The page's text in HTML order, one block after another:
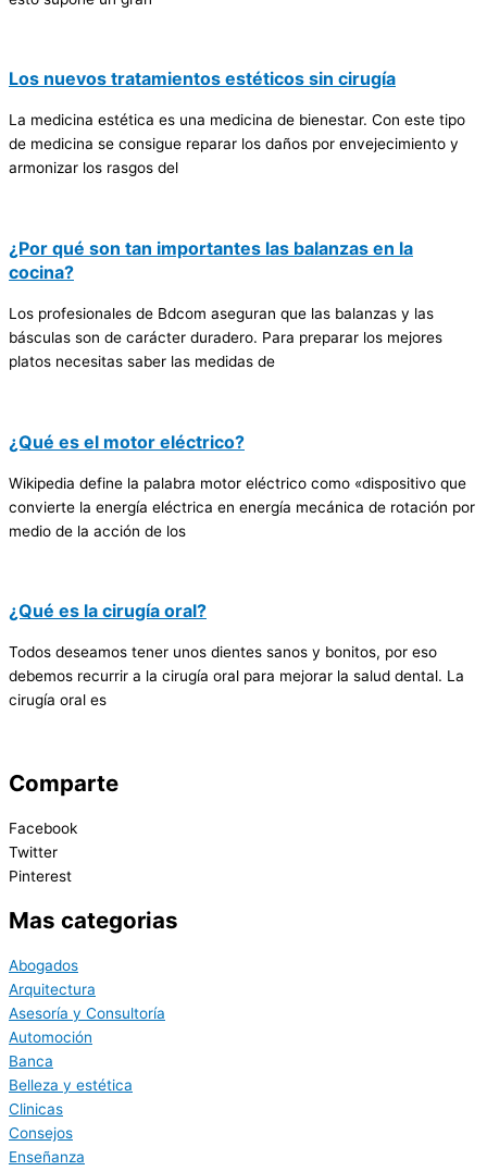
Los nuevos tratamientos estéticos sin cirugía
La medicina estética es una medicina de bienestar. Con este tipo
de medicina se consigue reparar los daños por envejecimiento y
armonizar los rasgos del
¿Por qué son tan importantes las balanzas en la
cocina?
Los profesionales de Bdcom aseguran que las balanzas y las
básculas son de carácter duradero. Para preparar los mejores
platos necesitas saber las medidas de
¿Qué es el motor eléctrico?
Wikipedia define la palabra motor eléctrico como «dispositivo que
convierte la energía eléctrica en energía mecánica de rotación por
medio de la acción de los
¿Qué es la cirugía oral?
Todos deseamos tener unos dientes sanos y bonitos, por eso
debemos recurrir a la cirugía oral para mejorar la salud dental. La
cirugía oral es
Comparte
Facebook
Twitter
Pinterest
Mas categorias
Abogados
Arquitectura
Asesoría y Consultoría
Automoción
Banca
Belleza y estética
Clinicas
Consejos
Enseñanza